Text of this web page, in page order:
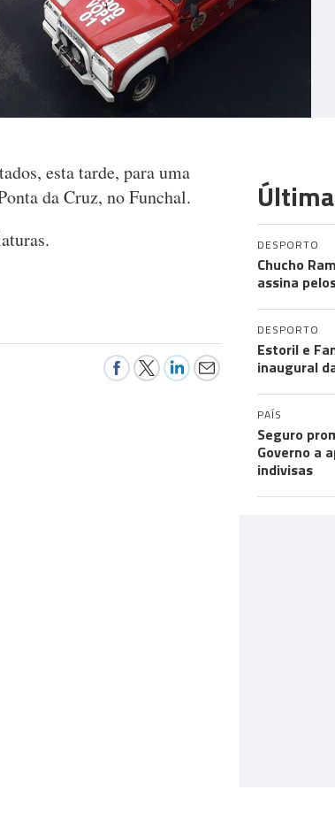
esta tarde, para uma
da Cruz, no Funchal.
DESPORTO
Chucho
assina
DESPORTO
Estoril e
inaugural
PAÍS
Seguro
Governo a
indivisas